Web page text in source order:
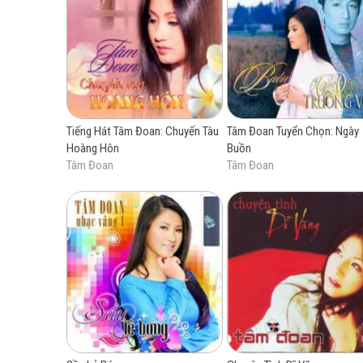
Một người đêm
Còn gì cho
Khắc
Tiếc thay rằng
Lỡ xa rồi tình
Một người đêm
Còn gì cho
Khắc
Tiếng Hát Tâm Đoan: Chuyến Tàu
Hoàng Hôn
Tâm Đoan
Tâm Đoan Tuyển Chọn: Ngày
Buồn
Tâm Đoan